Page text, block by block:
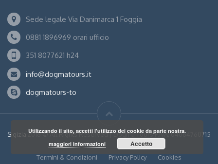
Sede legale Via Danimarca 1 Foggia
0881 1896969 orari ufficio
351 8077621 h24
info@dogmatours.it
dogmatours-to
Sigizia 2016 © All Rights Reserved | Dogma Tours P.IVA: 04064760715
Termini & Condizioni Privacy Policy Cookies
Utilizzando il sito, accetti l'utilizzo dei cookie da parte nostra.
maggiori informazioni
Accetto